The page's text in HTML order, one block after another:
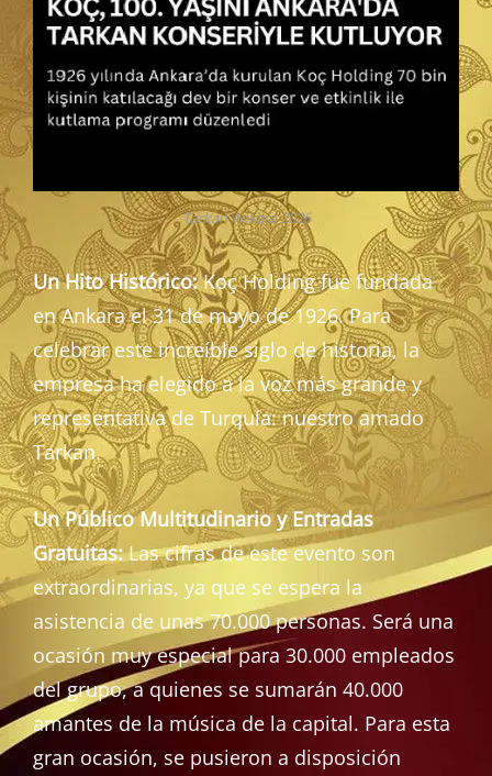
Tarkan Ankara 2026
Un Hito Histórico:Koç Holding fue fundada
en Ankara el 31 de mayo de 1926. Para
celebrar este increíble siglo de historia, la
empresa ha elegido a la voz más grande y
representativa de Turquía: nuestro amado
Tarkan.
Un Público Multitudinario y Entradas
Gratuitas:Las cifras de este evento son
extraordinarias, ya que se espera la
asistencia de unas 70.000 personas. Será una
ocasión muy especial para 30.000 empleados
del grupo, a quienes se sumarán 40.000
amantes de la música de la capital. Para esta
gran ocasión, se pusieron a disposición